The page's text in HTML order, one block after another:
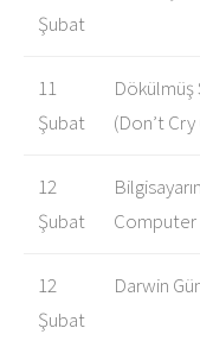
Şubat
11
Şubat
Dökülmüş
(Don’t
12
Şubat
Computer
12
Şubat
Darwin